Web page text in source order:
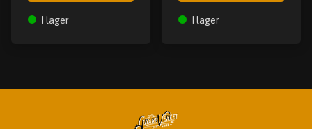
I lager I lager